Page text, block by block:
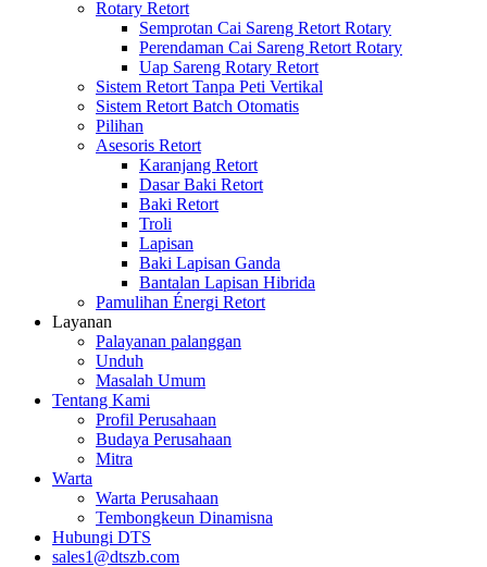
Rotary Retort
Semprotan Cai Sareng Retort Rotary
Perendaman Cai Sareng Retort Rotary
Uap Sareng Rotary Retort
Sistem Retort Tanpa Peti Vertikal
Sistem Retort Batch Otomatis
Pilihan
Asesoris Retort
Karanjang Retort
Dasar Baki Retort
Baki Retort
Troli
Lapisan
Baki Lapisan Ganda
Bantalan Lapisan Hibrida
Pamulihan Énergi Retort
Layanan
Palayanan palanggan
Unduh
Masalah Umum
Tentang Kami
Profil Perusahaan
Budaya Perusahaan
Mitra
Warta
Warta Perusahaan
Tembongkeun Dinamisna
Hubungi DTS
sales1@dtszb.com